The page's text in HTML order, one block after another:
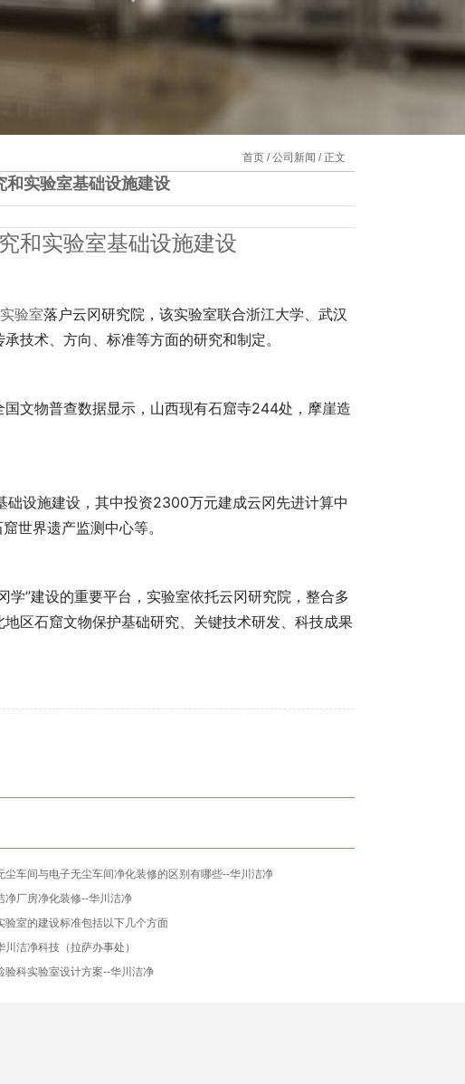
首页 /公司新闻 / 正文
和实验室基础设施建设
和实验室基础设施建设
实验室落户云冈研究院，该实验室联合浙江大学、武汉
技术、方向、标准等方面的研究和制定。
世界遗产监测中心等。
区石窟文物保护基础研究、关键技术研发、科技成果
尘车间与电子无尘车间净化装修的区别有哪些--华川洁净
净厂房净化装修--华川洁净
验室的建设标准包括以下几个方面
川洁净科技（拉萨办事处）
验科实验室设计方案--华川洁净